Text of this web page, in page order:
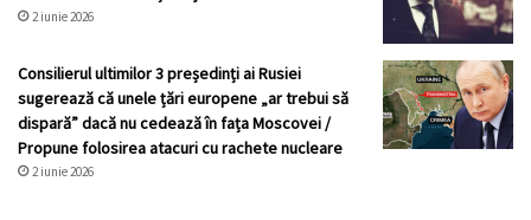
2 iunie 2026
Consilierul ultimilor 3 președinți ai Rusiei
sugerează că unele țări europene „ar trebui să
dispară” dacă nu cedează în fața Moscovei /
Propune folosirea atacuri cu rachete nucleare
2 iunie 2026